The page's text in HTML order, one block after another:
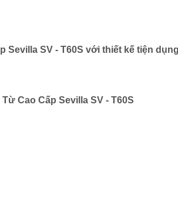
Sevilla SV - T60S với thiết kế tiện
Từ Cao Cấp Sevilla SV - T60S